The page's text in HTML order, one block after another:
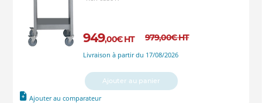
949,00€ HT 979,00€HT
Livraison à partir du 17/08/2026
Ajouter au comparateur
Ajouter au panier